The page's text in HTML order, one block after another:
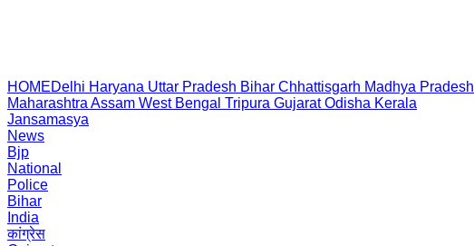
HOMEDelhi Haryana Uttar Pradesh Bihar Chhattisgarh Madhya Pradesh
Maharashtra Assam West Bengal Tripura Gujarat Odisha Kerala
Jansamasya
News
Bjp
National
Police
Bihar
India
कांग्रेस